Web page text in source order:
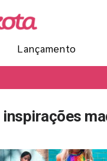
Lançamento
inspirações